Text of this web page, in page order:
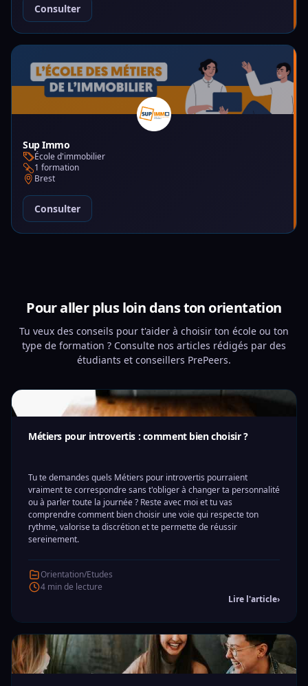
Consulter
Sup Immo
École d'immobilier
1 formation
Brest
Consulter
Pour aller plus loin dans ton orientation
Tu veux des conseils pour t'aider à choisir ton école ou ton
type de formation ? Consulte nos articles rédigés par des
étudiants et conseillers PrePeers.
Métiers pour introvertis : comment bien choisir ?
Tu te demandes quels Métiers pour introvertis pourraient
vraiment te correspondre sans t'obliger à changer ta personnalité
ou à parler toute la journée ? Reste avec moi et tu vas
comprendre comment bien choisir une voie qui respecte ton
rythme, valorise ta discrétion et te permette de réussir
sereinement.
Orientation/Etudes
4 min de lecture
Lire l'article›